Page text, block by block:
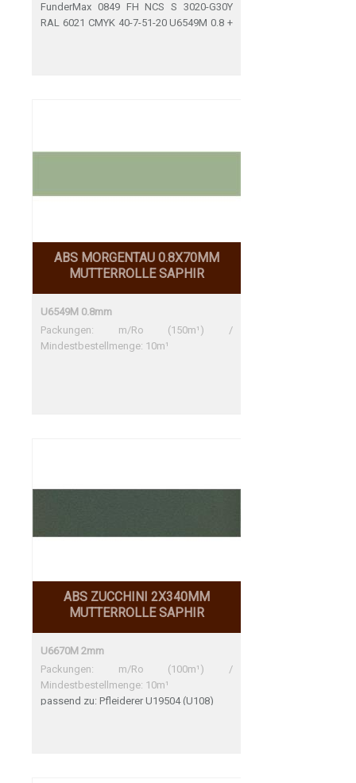
FunderMax 0849 FH NCS S 3020-G30Y
RAL 6021 CMYK 40-7-51-20 U6549M 0.8 +
ABS MORGENTAU 0.8X70MM
MUTTERROLLE SAPHIR
U6549M 0.8mm
Packungen: m/Ro (150m¹) /
Mindestbestellmenge: 10m¹
ABS ZUCCHINI 2X340MM
MUTTERROLLE SAPHIR
U6670M 2mm
Packungen: m/Ro (100m¹) /
Mindestbestellmenge: 10m¹
passend zu: Pfleiderer U19504 (U108)